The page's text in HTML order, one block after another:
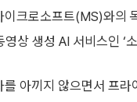
크로소프트(MS)와의
상 생성 AI 서비스인 ‘
아끼지 않으면서 프